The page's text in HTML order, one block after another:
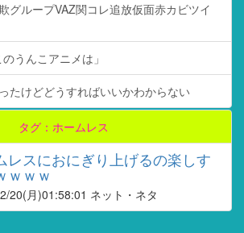
グループVAZ関コレ追放仮面赤カビツイ
うんこアニメは」
たけどどうすればいいかわからない
タグ：ホームレス
レスにおにぎり上げるの楽しす
ｗｗｗ
20(月)01:58:01 ネット・ネタ